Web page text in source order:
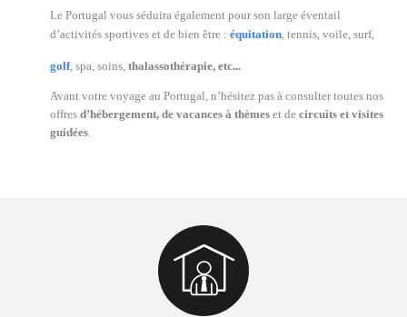
Le Portugal vous séduira également pour son large éventail
d’activités sportives et de bien être : équitation, tennis, voile, surf,
golf, spa, soins, thalassothérapie, etc...
Avant votre voyage au Portugal, n’hésitez pas à consulter toutes nos
offres d’hébergement, de vacances à thèmes et de circuits et visites
guidées